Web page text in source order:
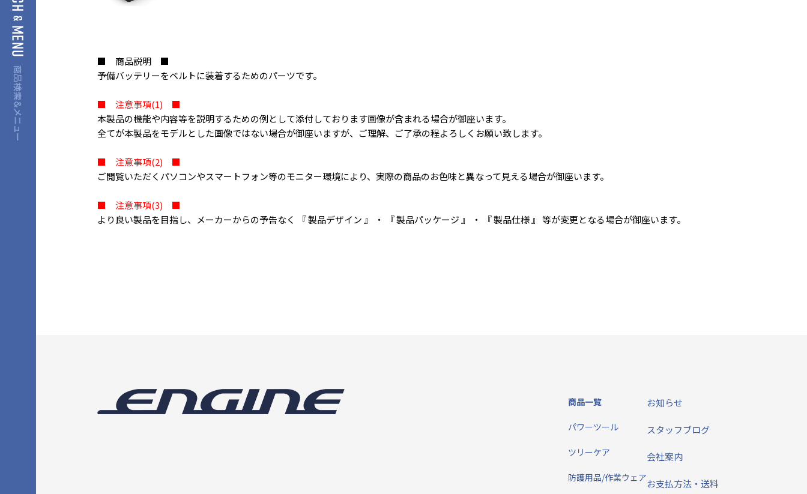
■ 商品説明 ■
予備バッテリーをベルトに装着するためのパーツです。
■ 注意事項(1) ■
本製品の機能や内容等を説明するための例として添付しております画像が含まれる場合が御座います。
全てが本製品をモデルとした画像ではない場合が御座いますが、ご理解、ご了承の程よろしくお願い致します。
■ 注意事項(2) ■
ご閲覧いただくパソコンやスマートフォン等のモニター環境により、実際の商品のお色味と異なって見える場合が御座います。
■ 注意事項(3) ■
より良い製品を目指し、メーカーからの予告なく 『 製品デザイン 』 ・ 『 製品パッケージ 』 ・ 『 製品仕様 』 等が変更となる場合が御座います。
商品一覧
パワーツール
ツリーケア
防護用品/作業ウェア
お知らせ
スタッフブログ
会社案内
お支払方法・送料